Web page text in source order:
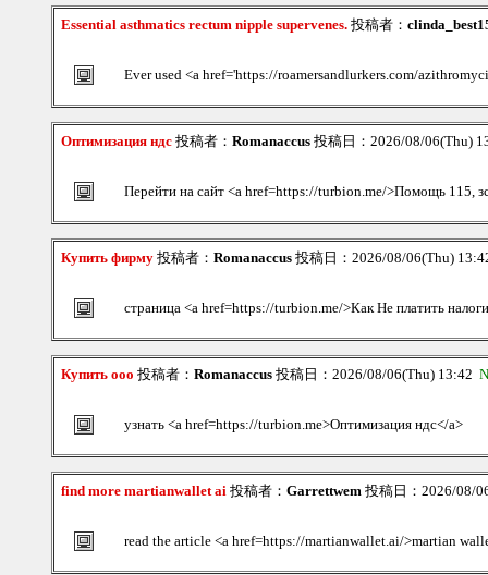
Essential asthmatics rectum nipple supervenes. 投稿者：
Ever used <a href='https://roamersandlurkers.com/
Оптимизация ндс 投稿者： Romanaccus 投稿日：2026/08/06(Thu)
Перейти на сайт <a href=https://turbion.me/>Помощь 115,
Купить фирму 投稿者： Romanaccus 投稿日：2026/08/06(Thu)
страница <a href=https://turbion.me/>Как Не платить
Купить ооо 投稿者： Romanaccus 投稿日：2026/08/06(Thu) 13:42
узнать <a href=https://turbion.me>Оптимизация ндс</a>
find more martianwallet ai 投稿者： Garrettwem 投稿日：2026/08/
read the article <a href=https://martianwallet.ai/>martian